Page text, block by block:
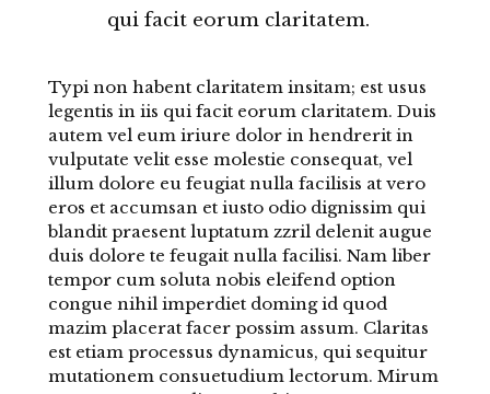
qui facit eorum claritatem.
Typi non habent claritatem insitam; est usus
legentis in iis qui facit eorum claritatem. Duis
autem vel eum iriure dolor in hendrerit in
vulputate velit esse molestie consequat, vel
illum dolore eu feugiat nulla facilisis at vero
eros et accumsan et iusto odio dignissim qui
blandit praesent luptatum zzril delenit augue
duis dolore te feugait nulla facilisi. Nam liber
tempor cum soluta nobis eleifend option
congue nihil imperdiet doming id quod
mazim placerat facer possim assum. Claritas
est etiam processus dynamicus, qui sequitur
mutationem consuetudium lectorum. Mirum